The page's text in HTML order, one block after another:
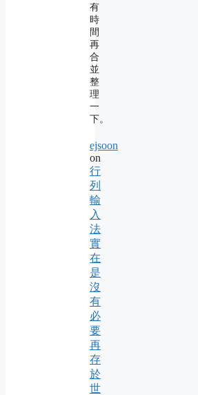
有
時
間
再
合
並
整
理
一
下。
ejsoon
on
行
列
輸
入
法
實
在
是
沒
有
必
要
再
存
於
世